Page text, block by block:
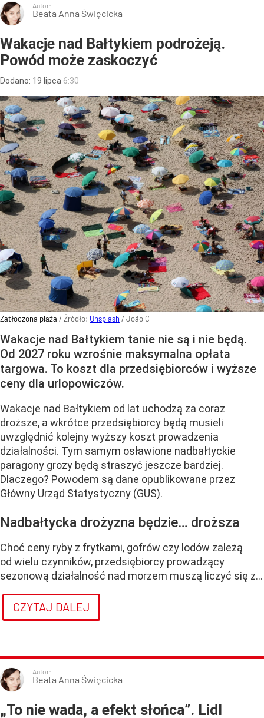
Autor:
Beata Anna Święcicka
Wakacje nad Bałtykiem podrożeją.
Powód może zaskoczyć
Dodano: 19 lipca 6:30
Zatłoczona plaża / Źródło: Unsplash / João C
Wakacje nad Bałtykiem tanie nie są i nie będą.
Od 2027 roku wzrośnie maksymalna opłata
targowa. To koszt dla przedsiębiorców i wyższe
ceny dla urlopowiczów.
Wakacje nad Bałtykiem od lat uchodzą za coraz
droższe, a wkrótce przedsiębiorcy będą musieli
uwzględnić kolejny wyższy koszt prowadzenia
działalności. Tym samym osławione nadbałtyckie
paragony grozy będą straszyć jeszcze bardziej.
Dlaczego? Powodem są dane opublikowane przez
Główny Urząd Statystyczny (GUS).
Nadbałtycka drożyzna będzie… droższa
Choć ceny ryby z frytkami, gofrów czy lodów zależą
od wielu czynników, przedsiębiorcy prowadzący
sezonową działalność nad morzem muszą liczyć się z...
CZYTAJ DALEJ
Autor:
Beata Anna Święcicka
„To nie wada, a efekt słońca”. Lidl